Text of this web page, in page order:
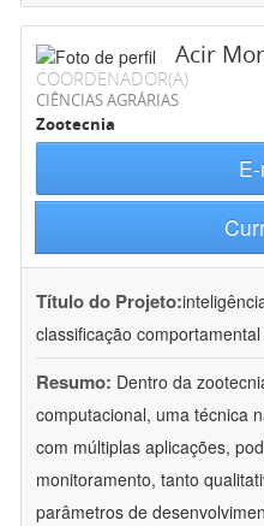
Acir
COORDENADOR(A)
CIÊNCIAS AGRÁRIAS
Zootecnia
Título do Projeto:
classificação
Resumo: Dentro da
computacional, uma técnica
com múltiplas aplicações,
monitoramento, tanto
parâmetros de